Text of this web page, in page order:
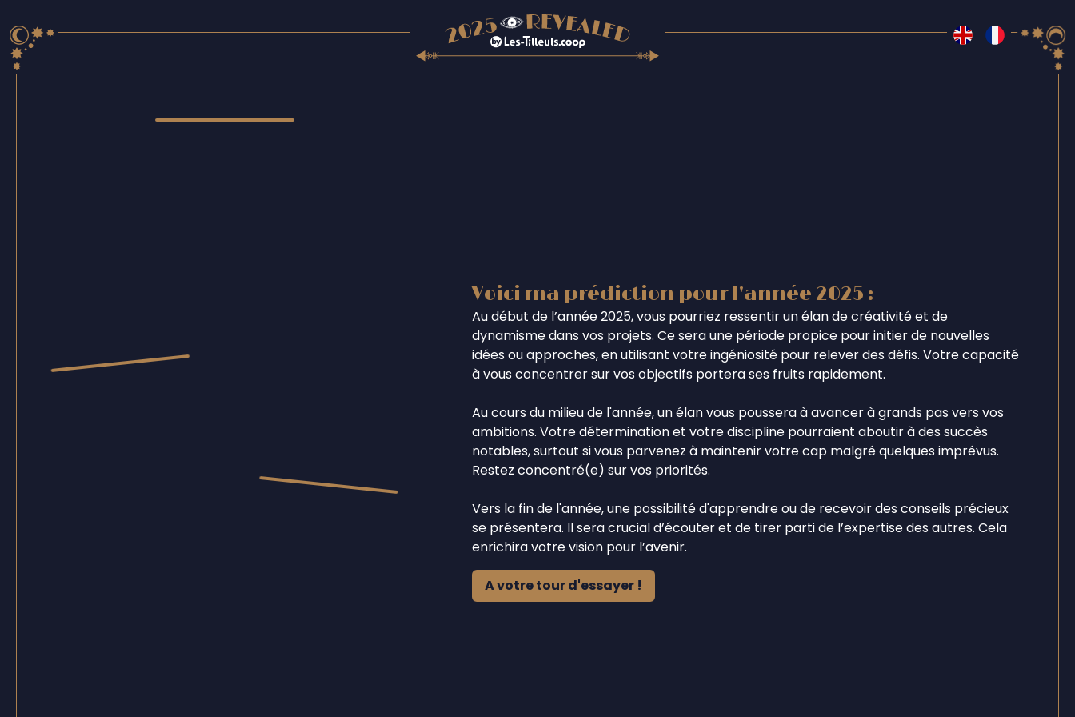
Voici ma prédiction pour l'année 2025 :
Au début de l’année 2025, vous pourriez ressentir un élan de créativité et de
dynamisme dans vos projets. Ce sera une période propice pour initier de nouvelles
idées ou approches, en utilisant votre ingéniosité pour relever des défis. Votre capacité
à vous concentrer sur vos objectifs portera ses fruits rapidement.
Au cours du milieu de l'année, un élan vous poussera à avancer à grands pas vers vos
ambitions. Votre détermination et votre discipline pourraient aboutir à des succès
notables, surtout si vous parvenez à maintenir votre cap malgré quelques imprévus.
Restez concentré(e) sur vos priorités.
Vers la fin de l'année, une possibilité d'apprendre ou de recevoir des conseils précieux
se présentera. Il sera crucial d’écouter et de tirer parti de l’expertise des autres. Cela
enrichira votre vision pour l’avenir.
A votre tour d'essayer !